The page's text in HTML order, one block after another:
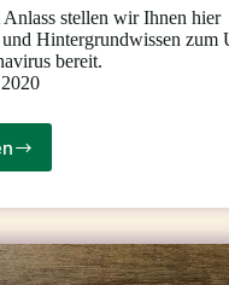
stellen wir Ihnen hier
Hintergrundwissen zum
bereit.